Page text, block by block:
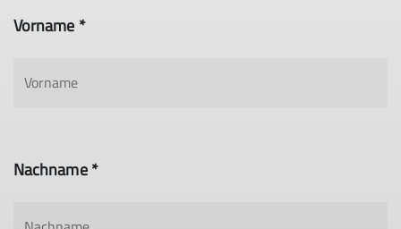
Vorname *
Nachname *